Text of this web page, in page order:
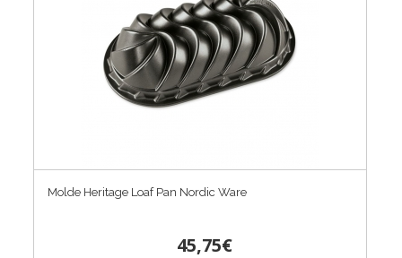
Molde Heritage Loaf Pan Nordic Ware
45,75€